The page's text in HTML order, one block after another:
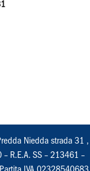
Niedda strada 31 ,
R.E.A. SS – 213461 –